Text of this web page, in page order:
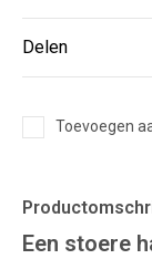
Delen
Toevoegen
Een stoere